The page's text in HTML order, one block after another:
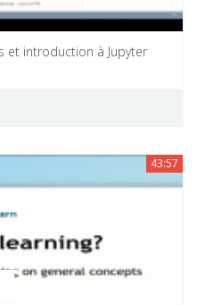
et introduction à Jupyter
43:57